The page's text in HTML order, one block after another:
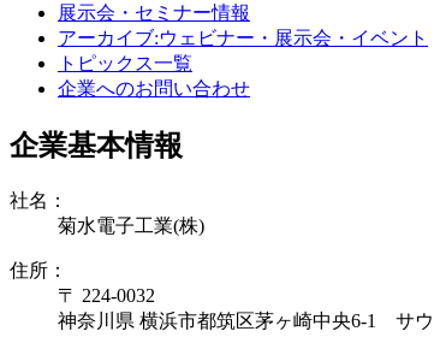
展示会・セミナー情報
アーカイブ:ウェビナー・展示会・イベント
トピックス一覧
企業へのお問い合わせ
企業基本情報
社名：
菊水電子工業(株)
住所：
〒 224-0032
神奈川県 横浜市都筑区茅ヶ崎中央6-1 サ